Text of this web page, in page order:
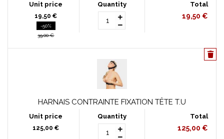
19,50 €
-50%
39,00 €
19,50 €
HARNAIS CONTRAINTE FIXATION TÊTE T.U
125,00 € 125,00 €